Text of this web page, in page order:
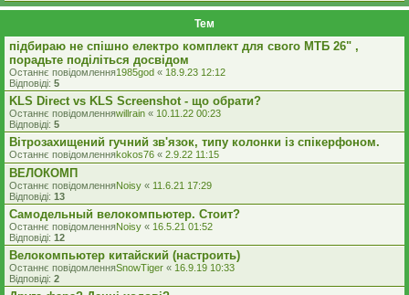
Тем
підбираю не спішно електро комплект для свого МТБ 26" ,
порадьте поділіться досвідом
Останнє повідомлення1985god « 18.9.23 12:12
Відповіді: 5
KLS Direct vs KLS Screenshot - що обрати?
Останнє повідомленняwillrain « 10.11.22 00:23
Відповіді: 5
Вітрозахищений гучний зв'язок, типу колонки із спікерфоном.
Останнє повідомленняkokos76 « 2.9.22 11:15
ВЕЛОКОМП
Останнє повідомленняNoisy « 11.6.21 17:29
Відповіді: 13
Самодельный велокомпьютер. Стоит?
Останнє повідомленняNoisy « 16.5.21 01:52
Відповіді: 12
Велокомпьютер китайский (настроить)
Останнє повідомленняSnowTiger « 16.9.19 10:33
Відповіді: 2